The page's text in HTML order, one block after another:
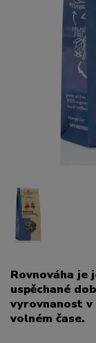
Rovnováha je
uspěchané
vyrovnanost v
volném čase.